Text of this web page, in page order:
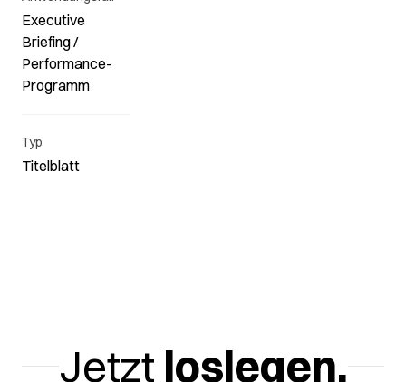
Executive
Briefing /
Performance-
Programm
Typ
Titelblatt
Jetzt loslegen.